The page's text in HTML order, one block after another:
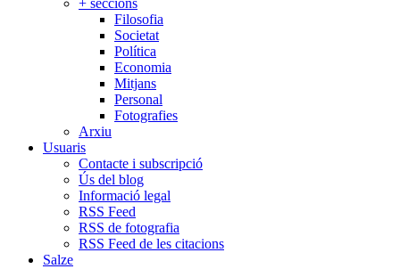
+ seccions
Filosofia
Societat
Política
Economia
Mitjans
Personal
Fotografies
Arxiu
Usuaris
Contacte i subscripció
Ús del blog
Informació legal
RSS Feed
RSS de fotografia
RSS Feed de les citacions
Salze